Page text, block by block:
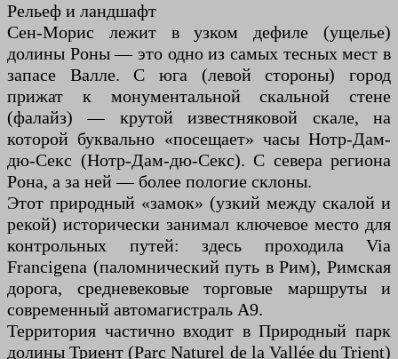
Рельеф и ландшафт
Сен-Морис лежит в узком дефиле (ущелье)
долины Роны — это одно из самых тесных мест в
запасе Валле. С юга (левой стороны) город
прижат к монументальной скальной стене
(фалайз) — крутой известняковой скале, на
которой буквально «посещает» часы Нотр-Дам-
дю-Секс (Нотр-Дам-дю-Секс). С севера региона
Рона, а за ней — более пологие склоны.
Этот природный «замок» (узкий между скалой и
рекой) исторически занимал ключевое место для
контрольных путей: здесь проходила Via
Francigena (паломнический путь в Рим), Римская
дорога, средневековые торговые маршруты и
современный автомагистраль A9.
Территория частично входит в Природный парк
долины Триент (Parc Naturel de la Vallée du Trient)